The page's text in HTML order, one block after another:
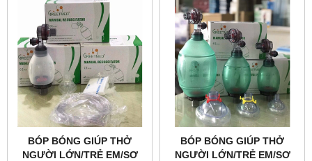
BÓP BÓNG GIÚP THỞ
NGƯỜI LỚN/TRẺ EM/SƠ
BÓP BÓNG GIÚP THỞ
NGƯỜI LỚN/TRẺ EM/SƠ